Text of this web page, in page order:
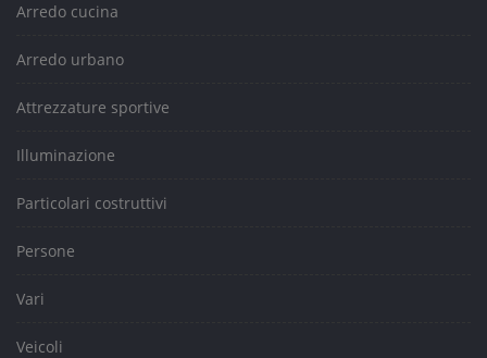
Arredo cucina
Arredo urbano
Attrezzature sportive
Illuminazione
Particolari costruttivi
Persone
Vari
Veicoli